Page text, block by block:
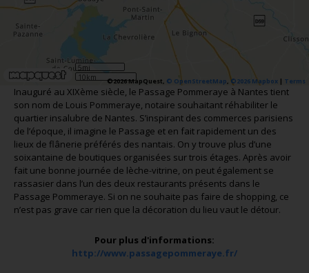
5mi
10km
©2026 MapQuest, © OpenStreetMap,©2026 Mapbox | Terms
Inauguré au XIXème siècle, le Passage Pommeraye à Nantes tient
son nom de Louis Pommeraye, notaire souhaitant réhabiliter le
quartier insalubre de Nantes. S’inspirant des commerces parisiens
de l’époque, il imagine le Passage et en fait rapidement un des
lieux de flânerie préférés des nantais. On y trouve plus d’une
soixantaine de boutiques organisées sur trois étages. Après avoir
fait une bonne journée de lèche-vitrine, on peut également se
rassasier dans l’un des deux restaurants présents dans le
Passage Pommeraye. Si on ne souhaite pas faire de shopping, ce
n’est pas grave car rien que la décoration du lieu vaut le détour.
Pour plus d'informations:
http://www.passagepommeraye.fr/